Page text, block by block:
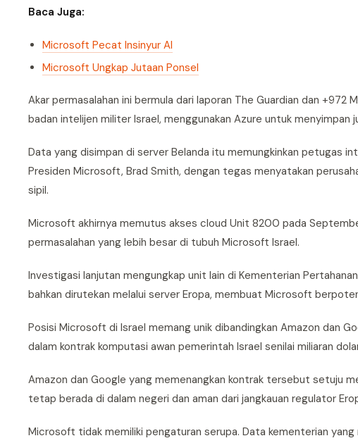
Baca Juga:
Microsoft Pecat Insinyur AI
Microsoft Ungkap Jutaan Ponsel
Akar permasalahan ini bermula dari laporan The Guardian dan
badan intelijen militer Israel, menggunakan Azure untuk menyimpan
Data yang disimpan di server Belanda itu memungkinkan petugas
Presiden Microsoft, Brad Smith, dengan tegas menyatakan
sipil.
Microsoft akhirnya memutus akses cloud Unit 8200 pada
permasalahan yang lebih besar di tubuh Microsoft Israel.
Investigasi lanjutan mengungkap unit lain di Kementerian
bahkan dirutekan melalui server Eropa, membuat Microsoft
Posisi Microsoft di Israel memang unik dibandingkan Amazon dan
dalam kontrak komputasi awan pemerintah Israel senilai miliaran
Amazon dan Google yang memenangkan kontrak tersebut setuju
tetap berada di dalam negeri dan aman dari jangkauan regulator
Microsoft tidak memiliki pengaturan serupa. Data kementerian